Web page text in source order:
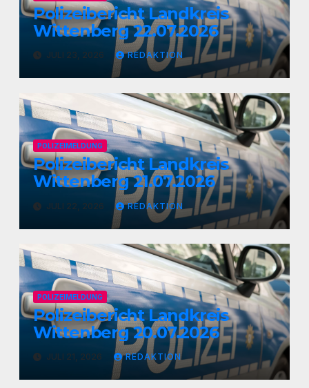
Polizeibericht Landkreis
Wittenberg 22.07.2026
JULI 23, 2026 REDAKTION
POLIZEIMELDUNG
Polizeibericht Landkreis
Wittenberg 21.07.2026
JULI 22, 2026 REDAKTION
POLIZEIMELDUNG
Polizeibericht Landkreis
Wittenberg 20.07.2026
JULI 21, 2026 REDAKTION